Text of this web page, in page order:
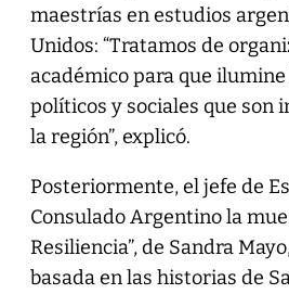
maestrías en estudios
Unidos: “Tratamos de
académico para que
políticos y sociales que son
la región”, explicó.
Posteriormente, el jefe de
Consulado Argentino la
Resiliencia”, de Sandra
basada en las historias de